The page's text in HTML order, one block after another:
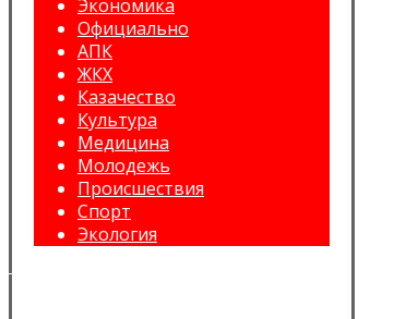
Экономика
Официально
АПК
ЖКХ
Казачество
Культура
Медицина
Молодежь
Происшествия
Спорт
Экология